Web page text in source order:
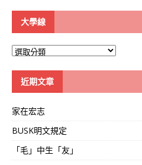
大學線
大
近期文章
家在宏志
BUSK明文規定
「毛」中生「友」